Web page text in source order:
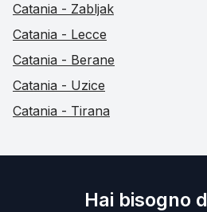
Catania - Zabljak
Catania - Lecce
Catania - Berane
Catania - Uzice
Catania - Tirana
Hai bisogno